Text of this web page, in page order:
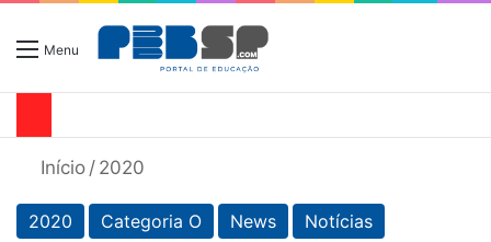
Menu
Início / 2020
2020 Categoria O News Notícias